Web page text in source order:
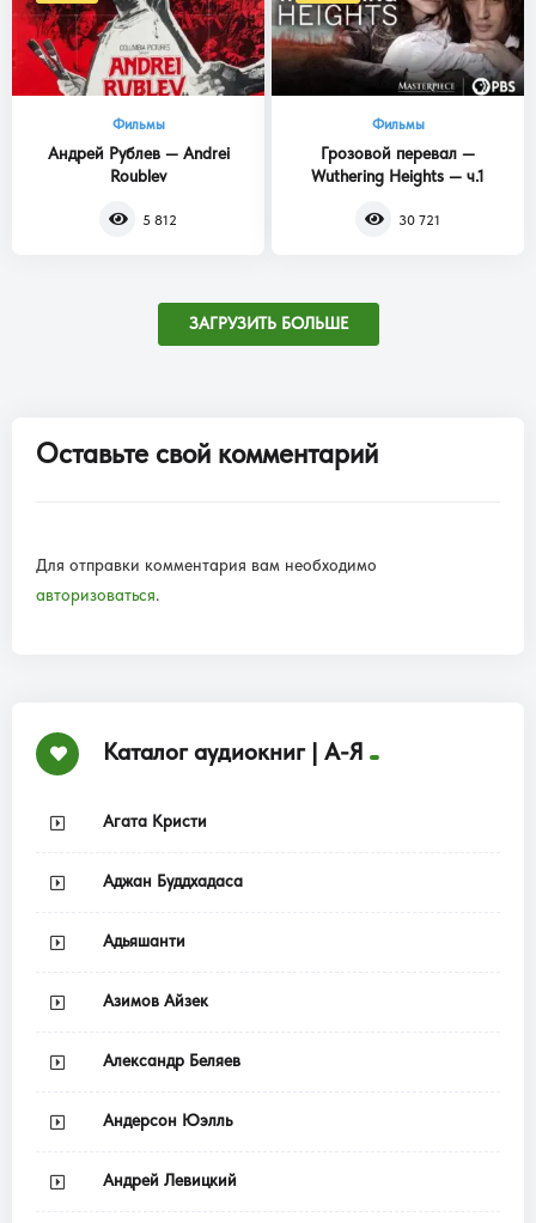
Фильмы
Андрей Рублев — Andrei
Roublev
5 812
Фильмы
Грозовой перевал —
Wuthering Heights — ч.1
30 721
ЗАГРУЗИТЬ БОЛЬШЕ
Оставьте свой комментарий
Для отправки комментария вам необходимо
авторизоваться.
Каталог аудиокниг | А-Я
Агата Кристи
Аджан Буддхадаса
Адьяшанти
Азимов Айзек
Александр Беляев
Андерсон Юэлль
Андрей Левицкий